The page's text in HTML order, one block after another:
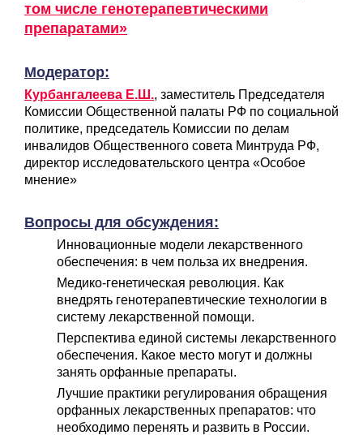
том числе генотерапевтическими
препаратами»
Модератор:
Курбангалеева Е.Ш., заместитель Председателя
Комиссии Общественной палаты РФ по социальной
политике, председатель Комиссии по делам
инвалидов Общественного совета Минтруда РФ,
директор исследовательского центра «Особое
мнение»
Вопросы для обсуждения:
Инновационные модели лекарственного
обеспечения: в чем польза их внедрения.
Медико-генетическая революция. Как
внедрять генотерапевтические технологии в
систему лекарственной помощи.
Перспектива единой системы лекарственного
обеспечения. Какое место могут и должны
занять орфанные препараты.
Лучшие практики регулирования обращения
орфанных лекарственных препаратов: что
необходимо перенять и развить в России.